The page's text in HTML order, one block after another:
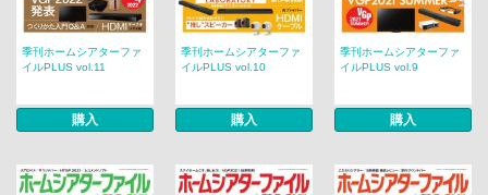
季刊ホームシアターファ
イルPLUS vol.11
購入
季刊ホームシアターファ
イルPLUS vol.10
購入
季刊ホームシアターファ
イルPLUS vol.9
購入